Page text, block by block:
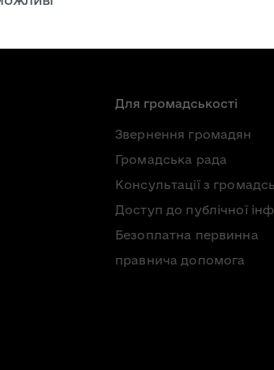
Для громадськості
Звернення громадян
Громадська рада
Консультації з
Доступ до публічної
Безоплатна первинна
правнича допомога